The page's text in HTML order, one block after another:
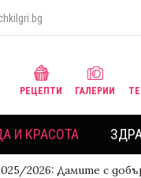
РЕЦЕПТИ ГАЛЕРИИ
И КРАСОТА
2026: Дамите с